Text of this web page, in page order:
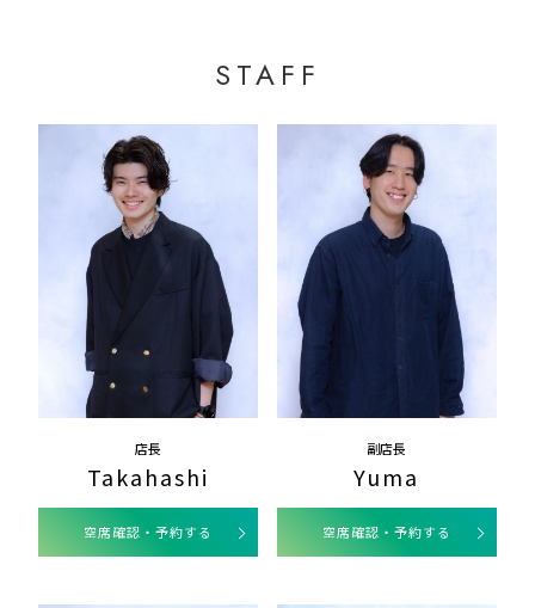
STAFF
店長
Takahashi
空席確認・予約する
副店長
Yuma
空席確認・予約する